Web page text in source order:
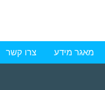
מאגר מידע צרו קשר